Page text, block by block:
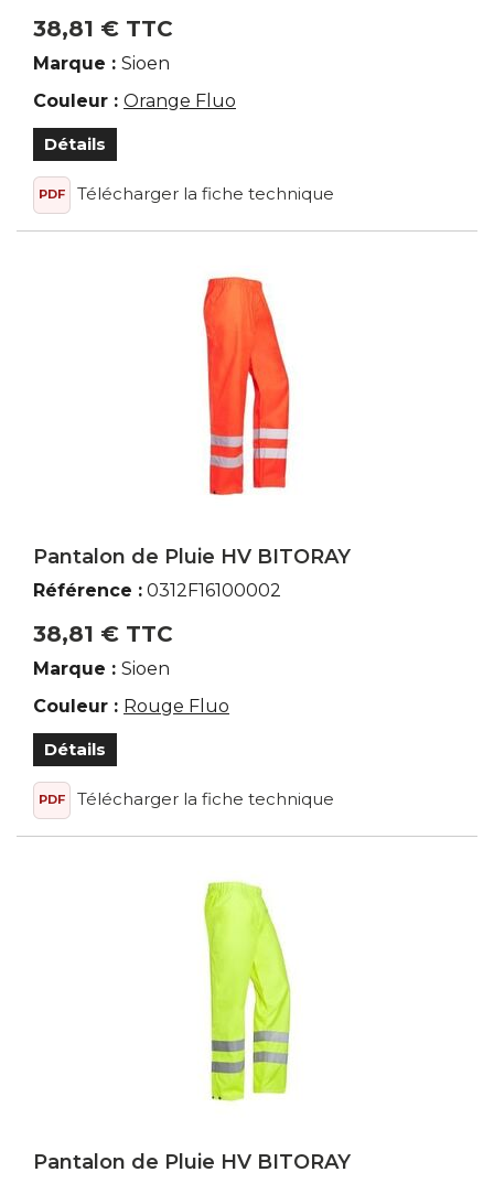
38,81 € TTC
Marque : Sioen
Couleur : Orange Fluo
Détails
PDF Télécharger la fiche technique
Pantalon de Pluie HV BITORAY
Référence : 0312F16100002
38,81 € TTC
Marque : Sioen
Couleur : Rouge Fluo
Détails
PDF Télécharger la fiche technique
Pantalon de Pluie HV BITORAY